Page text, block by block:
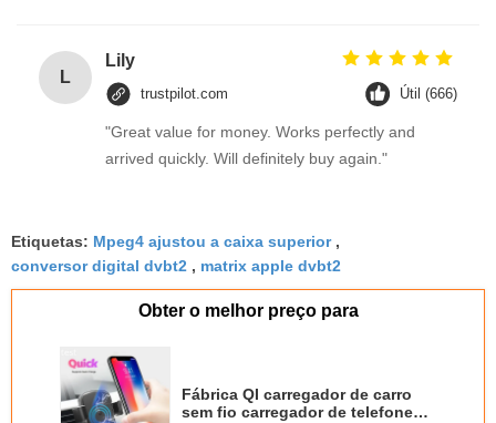
L
Lily
trustpilot.com Útil (666)
"Great value for money. Works perfectly and
arrived quickly. Will definitely buy again."
Etiquetas: Mpeg4 ajustou a caixa superior,
conversor digital dvbt2 , matrix apple dvbt2
Obter o melhor preço para
Fábrica QI carregador de carro
sem fio carregador de telefone